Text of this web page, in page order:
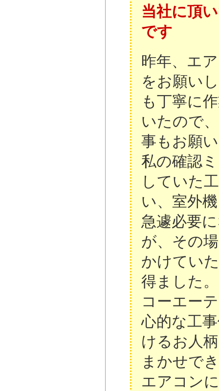
当社に頂
です
昨年、エ
をお願い
も丁寧に
いたので
事もお願
私の確認
していた
い、室外
急遽必要
が、その
かけてい
得ました。
コーエー
心的な工
けるお人
まかせで
エアコン